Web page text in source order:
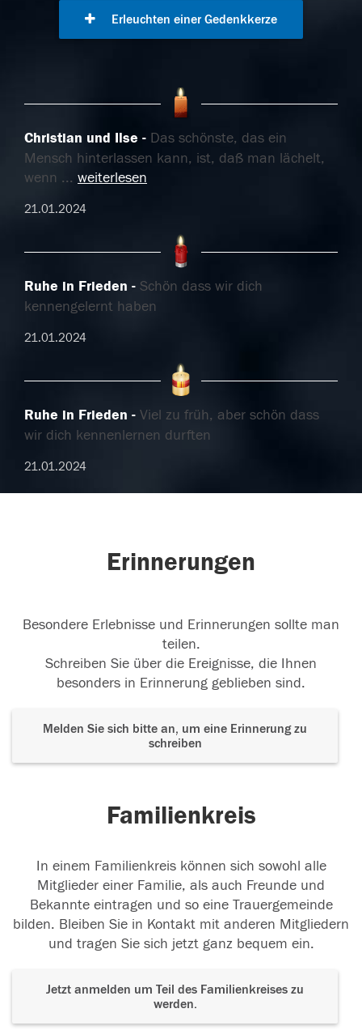
Erleuchten einer Gedenkkerze
Christian und Ilse
Das schönste, das ein
Mensch hinterlassen kann, ist, daß man lächelt,
wenn ... weiterlesen
21.01.2024
Ruhe in Frieden
Schön dass wir dich
kennengelernt haben
21.01.2024
Ruhe in Frieden
Viel zu früh, aber schön dass
wir dich kennenlernen durften
21.01.2024
Erinnerungen
Besondere Erlebnisse und Erinnerungen sollte man
teilen.
Schreiben Sie über die Ereignisse, die Ihnen
besonders in Erinnerung geblieben sind.
Melden Sie sich bitte an, um eine Erinnerung zu
schreiben
Familienkreis
In einem Familienkreis können sich sowohl alle
Mitglieder einer Familie, als auch Freunde und
Bekannte eintragen und so eine Trauergemeinde
bilden. Bleiben Sie in Kontakt mit anderen Mitgliedern
und tragen Sie sich jetzt ganz bequem ein.
Jetzt anmelden um Teil des Familienkreises zu
werden.